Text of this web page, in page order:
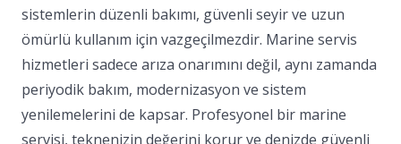
sistemlerin düzenli bakımı, güvenli seyir ve uzun
ömürlü kullanım için vazgeçilmezdir. Marine servis
hizmetleri sadece arıza onarımını değil, aynı zamanda
periyodik bakım, modernizasyon ve sistem
yenilemelerini de kapsar. Profesyonel bir marine
servisi, teknenizin değerini korur ve denizde güvenli